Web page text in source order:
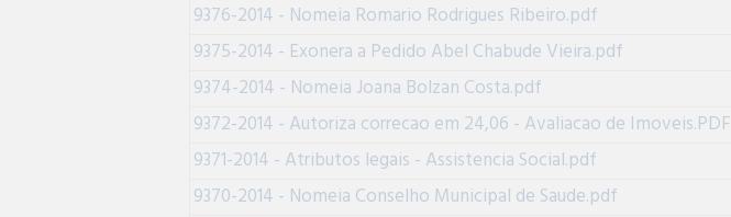
9376-2014 - Nomeia Romario Rodrigues Ribeiro.pdf
9375-2014 - Exonera a Pedido Abel Chabude Vieira.pdf
9374-2014 - Nomeia Joana Bolzan Costa.pdf
9372-2014 - Autoriza correcao em 24,06 - Avaliacao de Imoveis.PDF
9371-2014 - Atributos legais - Assistencia Social.pdf
9370-2014 - Nomeia Conselho Municipal de Saude.pdf